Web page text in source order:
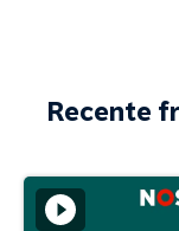
Recente